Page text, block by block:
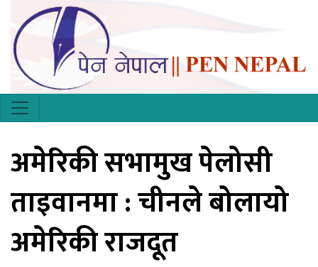
अमेरिकी सभामुख पेलोसी
ताइवानमा : चीनले बोलायो
अमेरिकी राजदूत